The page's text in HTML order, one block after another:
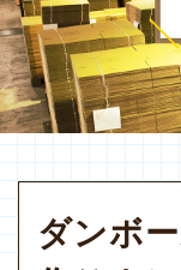
a
i
n
c
o
n
e
n
ダンボ